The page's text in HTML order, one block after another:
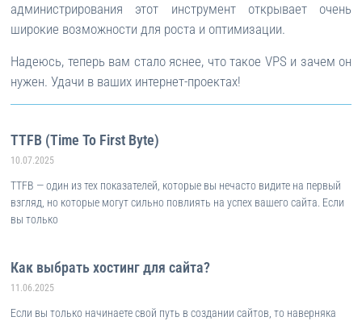
администрирования этот инструмент открывает очень
широкие возможности для роста и оптимизации.
Надеюсь, теперь вам стало яснее, что такое VPS и зачем он
нужен. Удачи в ваших интернет-проектах!
TTFB (Time To First Byte)
10.07.2025
TTFB — один из тех показателей, которые вы нечасто видите на первый
взгляд, но которые могут сильно повлиять на успех вашего сайта. Если
вы только
Как выбрать хостинг для сайта?
11.06.2025
Если вы только начинаете свой путь в создании сайтов, то наверняка